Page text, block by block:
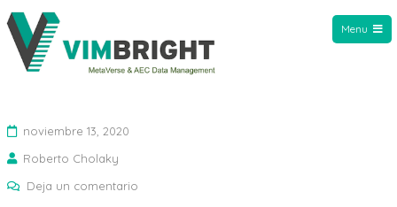
Menu
noviembre 13, 2020
Roberto Cholaky
Deja un comentario